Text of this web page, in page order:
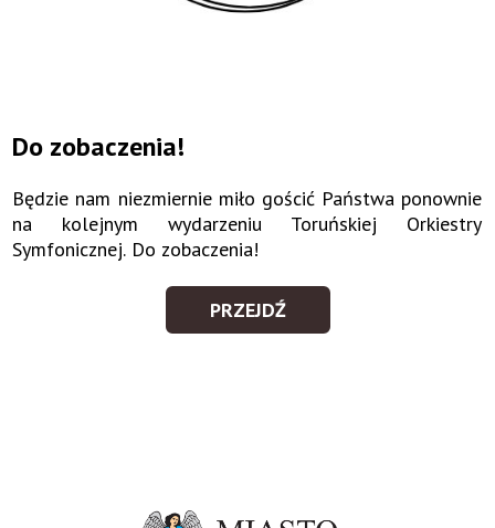
Do zobaczenia!
Będzie nam niezmiernie miło gościć Państwa ponownie
na kolejnym wydarzeniu Toruńskiej Orkiestry
Symfonicznej. Do zobaczenia!
PRZEJDŹ
DO